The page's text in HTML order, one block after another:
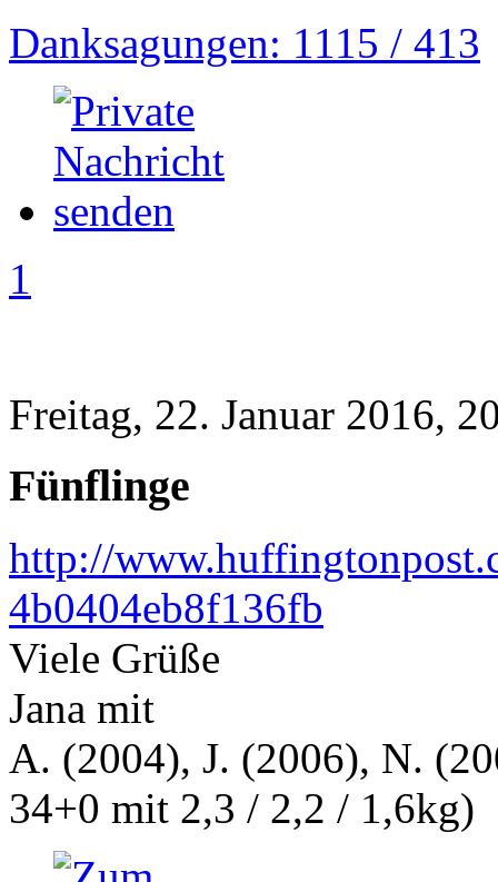
Danksagungen: 1115 / 413
1
Freitag, 22. Januar 2016,
Fünflinge
http://
4b0404eb8f136fb
Viele Grüße
Jana mit
A. (2004), J. (2006), N.
34+0 mit 2,3 / 2,2 / 1,6kg)